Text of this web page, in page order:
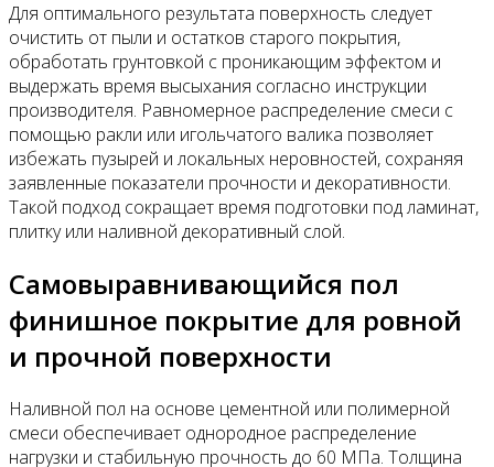
Для оптимального результата поверхность следует
очистить от пыли и остатков старого покрытия,
обработать грунтовкой с проникающим эффектом и
выдержать время высыхания согласно инструкции
производителя. Равномерное распределение смеси с
помощью ракли или игольчатого валика позволяет
избежать пузырей и локальных неровностей, сохраняя
заявленные показатели прочности и декоративности.
Такой подход сокращает время подготовки под ламинат,
плитку или наливной декоративный слой.
Самовыравнивающийся пол
финишное покрытие для ровной
и прочной поверхности
Наливной пол на основе цементной или полимерной
смеси обеспечивает однородное распределение
нагрузки и стабильную прочность до 60 МПа. Толщина